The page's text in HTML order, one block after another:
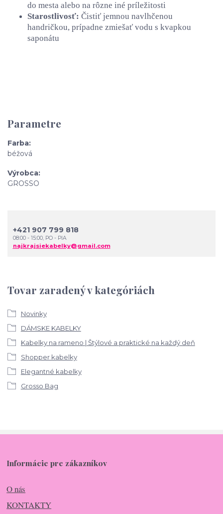
do mesta alebo na rôzne iné príležitosti
Starostlivosť: Čistiť jemnou navlhčenou
handričkou, prípadne zmiešať vodu s kvapkou
saponátu
Parametre
Farba
béžová
Výrobca
GROSSO
Tovar zaradený v kategóriách
Novinky
DÁMSKE KABELKY
Kabelky na rameno | Štýlové a praktické na každý deň
Shopper kabelky
Elegantné kabelky
Grosso Bag
+421 907 799 818
08:00 - 15:00, PO - PIA
najkrajsiekabelky@gmail.com
Informácie pre zákazníkov
O nás
KONTAKTY